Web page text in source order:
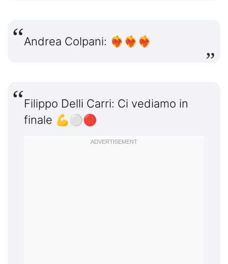
Andrea Colpani: ❤️‍🔥❤️‍🔥❤️‍🔥
Filippo Delli Carri: Ci vediamo in
finale 💪⚪️🔴